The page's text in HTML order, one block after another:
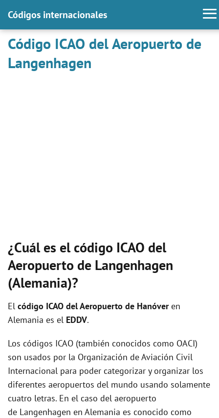
Códigos internacionales
Código ICAO del Aeropuerto de
Langenhagen
¿Cuál es el código ICAO del
Aeropuerto de Langenhagen
(Alemania)?
El código ICAO delAeropuerto de Hanóveren
Alemania es el EDDV.
Los códigos ICAO (también conocidos como OACI)
son usados por la Organización de Aviación Civil
Internacional para poder categorizar y organizar los
diferentes aeropuertos del mundo usando solamente
cuatro letras. En el caso del aeropuerto
de Langenhagen en Alemania es conocido como